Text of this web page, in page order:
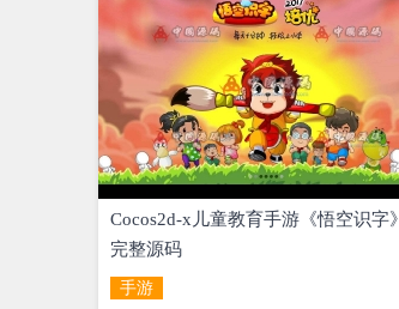
Cocos2d-x儿童教育手游《悟空识字》
完整源码
手游